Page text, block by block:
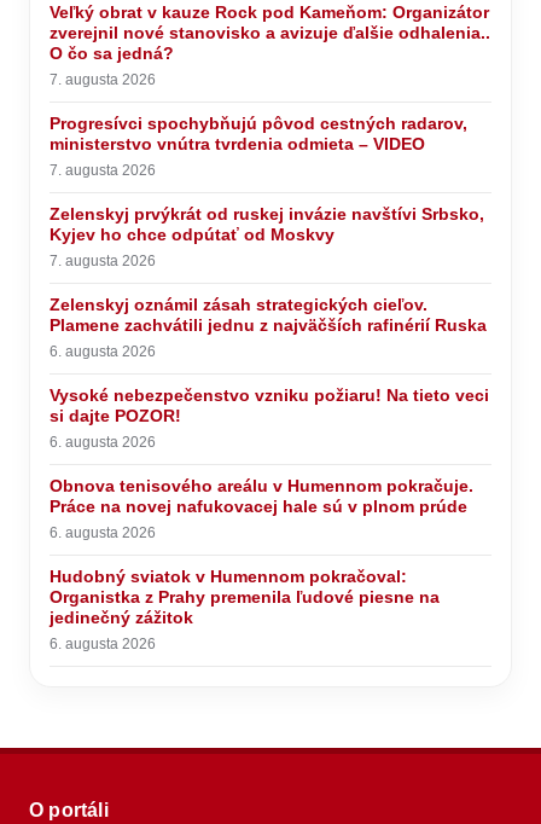
Veľký obrat v kauze Rock pod Kameňom: Organizátor
zverejnil nové stanovisko a avizuje ďalšie odhalenia..
O čo sa jedná?
7. augusta 2026
Progresívci spochybňujú pôvod cestných radarov,
ministerstvo vnútra tvrdenia odmieta – VIDEO
7. augusta 2026
Zelenskyj prvýkrát od ruskej invázie navštívi Srbsko,
Kyjev ho chce odpútať od Moskvy
7. augusta 2026
Zelenskyj oznámil zásah strategických cieľov.
Plamene zachvátili jednu z najväčších rafinérií Ruska
6. augusta 2026
Vysoké nebezpečenstvo vzniku požiaru! Na tieto veci
si dajte POZOR!
6. augusta 2026
Obnova tenisového areálu v Humennom pokračuje.
Práce na novej nafukovacej hale sú v plnom prúde
6. augusta 2026
Hudobný sviatok v Humennom pokračoval:
Organistka z Prahy premenila ľudové piesne na
jedinečný zážitok
6. augusta 2026
O portáli